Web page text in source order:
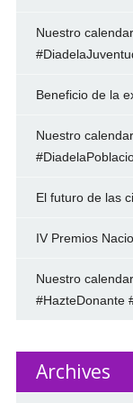
Nuestro
Beneficio de la
Nuestro
El futuro de las
IV Premios
Nuestro
#HazteDonante
Archives